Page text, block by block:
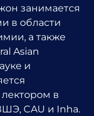
занимается
в области
а также
Asian
и
в
CAU и Inha.